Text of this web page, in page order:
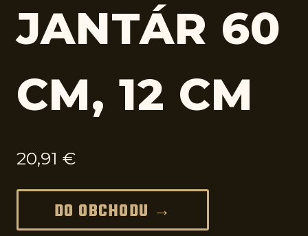
JANTÁR 60
CM, 12 CM
20,91 €
DO OBCHODU →